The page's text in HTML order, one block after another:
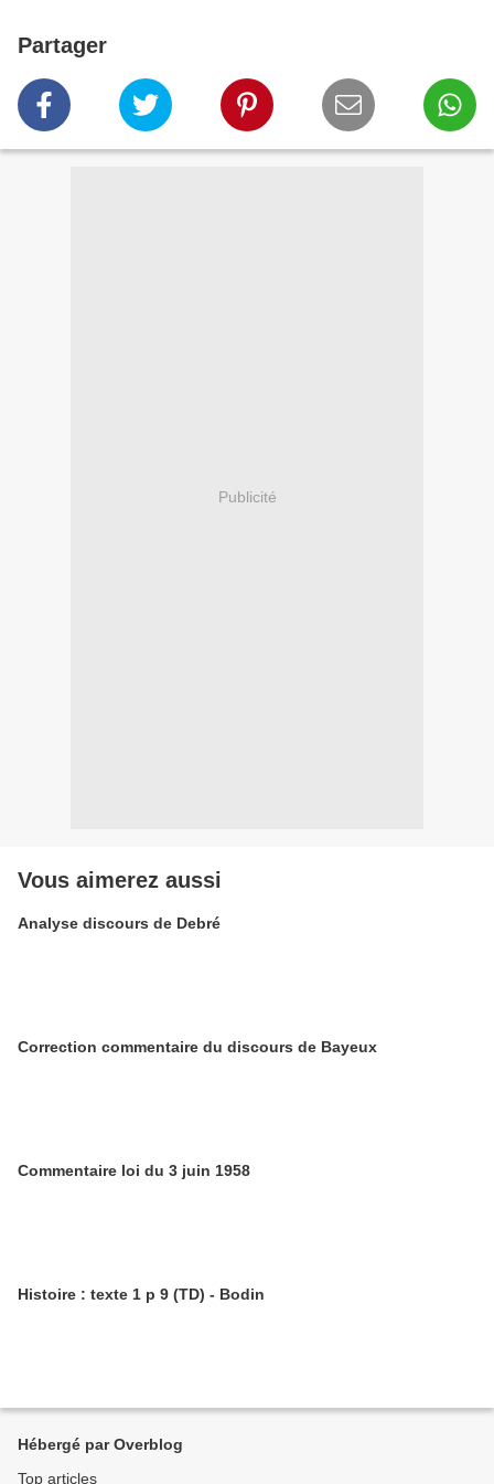
Partager
Publicité
Vous aimerez aussi
Analyse discours de Debré
Correction commentaire du discours de Bayeux
Commentaire loi du 3 juin 1958
Histoire : texte 1 p 9 (TD) - Bodin
Hébergé par Overblog
Top articles